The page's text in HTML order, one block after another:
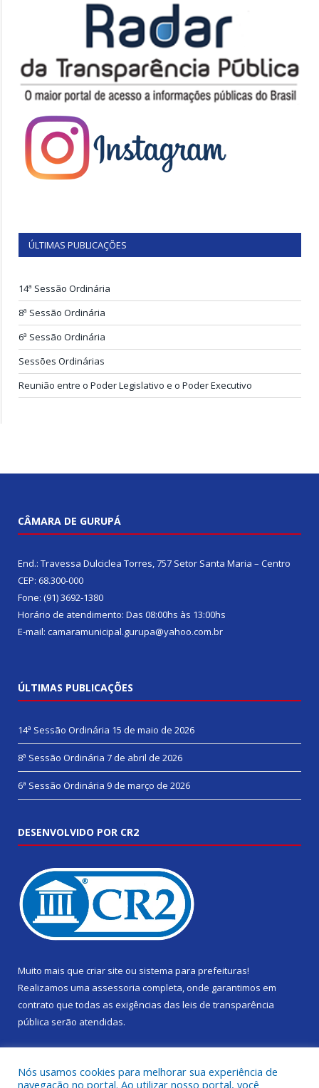
ÚLTIMAS PUBLICAÇÕES
14ª Sessão Ordinária
8ª Sessão Ordinária
6ª Sessão Ordinária
Sessões Ordinárias
Reunião entre o Poder Legislativo e o Poder Executivo
CÂMARA DE GURUPÁ
End.: Travessa Dulciclea Torres, 757 Setor Santa Maria – Centro
CEP: 68.300-000
Fone: (91) 3692-1380
Horário de atendimento: Das 08:00hs às 13:00hs
E-mail: camaramunicipal.gurupa@yahoo.com.br
ÚLTIMAS PUBLICAÇÕES
14ª Sessão Ordinária 15 de maio de 2026
8ª Sessão Ordinária 7 de abril de 2026
6ª Sessão Ordinária 9 de março de 2026
DESENVOLVIDO POR CR2
Muito mais que criar site ou sistema para prefeituras!
Realizamos uma assessoria completa, onde garantimos em
contrato que todas as exigências das leis de transparência
pública serão atendidas.
Nós usamos cookies para melhorar sua experiência de
navegação no portal. Ao utilizar nosso portal, você